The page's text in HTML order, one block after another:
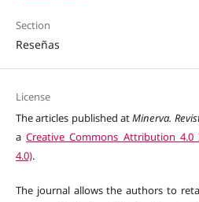
Section
Reseñas
License
The articles published atMinerva.
aCreative Commons Attribution 4.0
4.0).
The journal allows the authors to